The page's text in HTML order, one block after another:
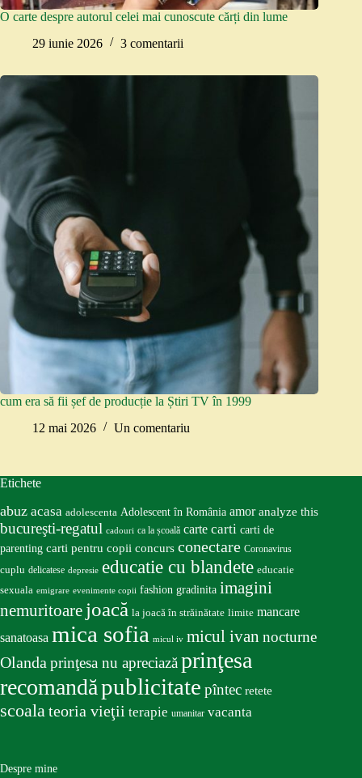
O carte despre autorul celei mai cunoscute cărți din lume
29 iunie 2026
3 comentarii
cum era să fii șef de producție la Știri TV în 1999
12 mai 2026
Un comentariu
Etichete
abuz acasa adolescenta Adolescent în România amor analyze this
bucureşti-regatul cadouri ca la școală carte carti carti de
parenting carti pentru copii concurs conectare Coronavirus
cuplu delicatese depresie educatie cu blandete educatie
sexuala emigrare evenimente copii fashion gradinita imagini
nemuritoare joacă la joacă în străinătate limite mancare
sanatoasa mica sofia micul iv micul ivan nocturne
Olanda prinţesa nu apreciază prinţesa
recomandăpublicitate pîntec retete
scoala teoria vieţii terapie umanitar vacanta
Despre mine